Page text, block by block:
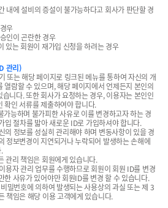
내에 설비의 증설이 불가능하다고 회사가 판단할 경
우
인이 곤란한 경우
있는 회원이 재가입 신청을 하려는 경우
관리)
또는 해당 페이지로 링크된 메뉴를 통하여 자신의 개
열람할 수 있으며, 해당 페이지에서 언제든지 본인의
니다. 또한 회사가 요청하는 경우, 이용자는 본인인
확인 서류를 제출하여야 합니다.
능하며 불가피한 사유로 이를 변경하고자 하는 경
입 절차를 밟아 새로운 ID로 가입하셔야 합니다.
정보를 성실히 관리해야 하며 변동사항이 있을 경
정보변경이 지연되거나 누락되어 발생하는 손해에
리 책임은 회원에게 있습니다.
자 관리 업무를 수행하므로 회원이 회원 ID를 변경
한 사유가 있어야만 회원ID를 변경 할 수 있습니다.
밀번호에 의하여 발생되는 사용상의 과실 또는 제 3
책임은 해당 이용 고객에게 있습니다.